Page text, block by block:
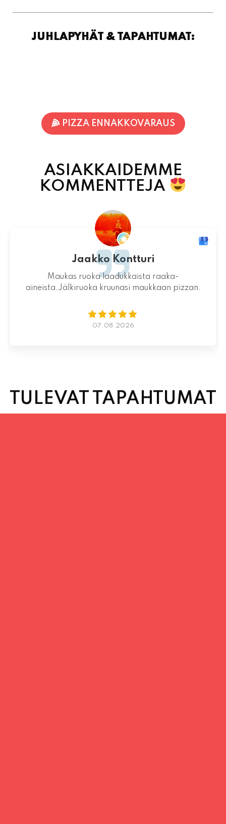
JUHLAPYHÄT & TAPAHTUMAT:
PIZZA ENNAKKOVARAUS
ASIAKKAIDEMME
KOMMENTTEJA
Jaakko Kontturi
Maukas ruoka laadukkaista raaka-
aineista.Jälkiruoka kruunasi maukkaan pizzan.
07.08.2026
TULEVAT TAPAHTUMAT